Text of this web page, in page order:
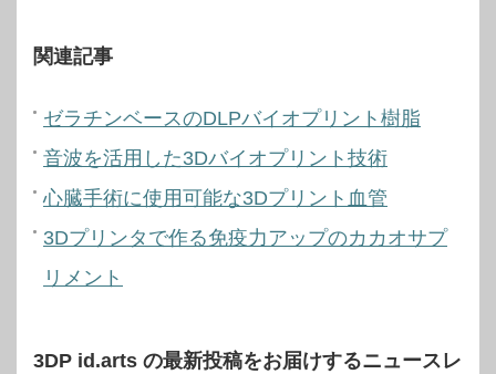
関連記事
ゼラチンベースのDLPバイオプリント樹脂
音波を活用した3Dバイオプリント技術
心臓手術に使用可能な3Dプリント血管
3Dプリンタで作る免疫力アップのカカオサプ
リメント
3DP id.arts の最新投稿をお届けするニュースレ